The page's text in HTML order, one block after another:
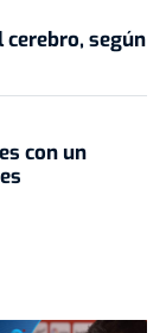
cerebro, según
con un